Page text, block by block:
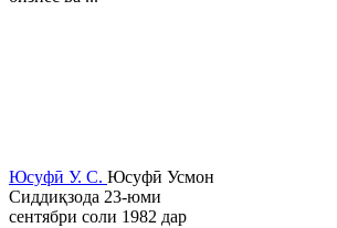
Юсуфӣ У. C. Юсуфӣ Усмон
Сиддиқзода 23-юми
сентябри соли 1982 дар